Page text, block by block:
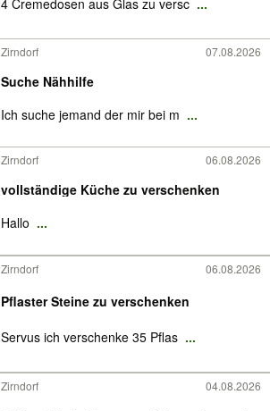
4 Cremedosen aus Glas zu versc ...
Zirndorf 07.08.2026
Suche Nähhilfe
Ich suche jemand der mir bei m ...
Zirndorf 06.08.2026
vollständige Küche zu verschenken
Hallo ...
Zirndorf 06.08.2026
Pflaster Steine zu verschenken
Servus ich verschenke 35 Pflas ...
Zirndorf 04.08.2026